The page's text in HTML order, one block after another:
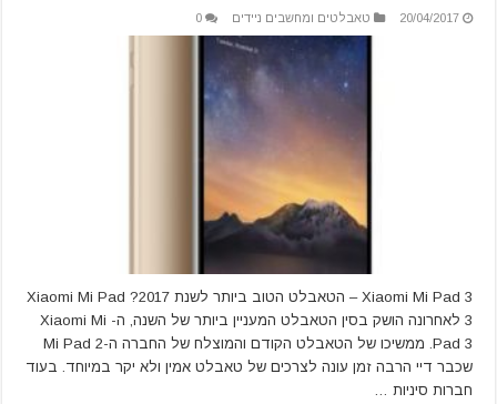
20/04/2017 טאבלטים ומחשבים ניידים 0
Xiaomi Mi Pad 3 – הטאבלט הטוב ביותר לשנת 2017? Xiaomi Mi Pad
3 לאחרונה הושק בסין הטאבלט המעניין ביותר של השנה, ה- Xiaomi Mi
Pad 3. ממשיכו של הטאבלט הקודם והמוצלח של החברה ה-Mi Pad 2
שכבר דיי הרבה זמן עונה לצרכים של טאבלט אמין ולא יקר במיוחד. בעוד
חברות סיניות …